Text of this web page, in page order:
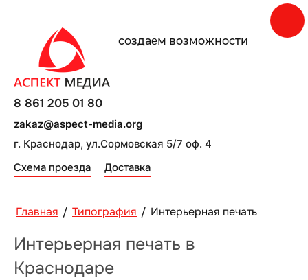
создаe̅м возможности
г. Краснодар, ул.Сормовская 5/7 оф. 4
Схема проезда Доставка
8 861 205 01 80
zakaz@aspect-media.org
Главная / Типография / Интерьерная печать
Интерьерная печать в
Краснодаре